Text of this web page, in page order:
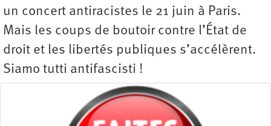
un concert antiracistes le 21 juin à Paris.
Mais les coups de boutoir contre l’État de
droit et les libertés publiques s’accélèrent.
Siamo tutti antifascisti !